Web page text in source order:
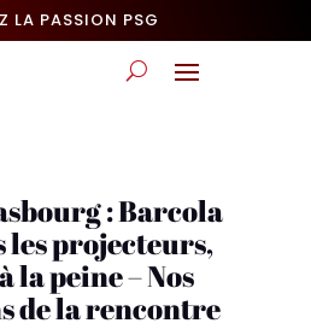
LA PASSION PSG
: Barcola
les projecteurs,
la peine – Nos
de la rencontre